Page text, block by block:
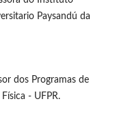
Paysandú da
dos Programas de
- UFPR.